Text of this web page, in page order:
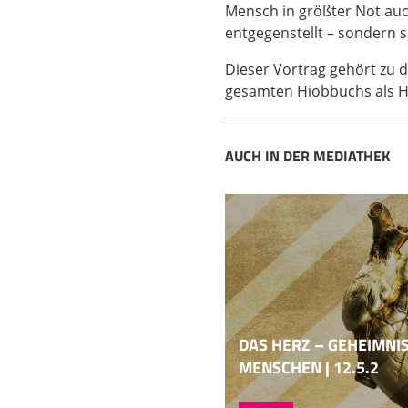
das ein sehr wichtiger
die für das Alte
Aramäische, das
relativ stark verwandt,
Ugaritische, das
hat da aber eine
05:06
einzigartige
aramäischer Sätze
zum ersten Mal diese
entwickelt diese
zur Verkehrssprache.
Sprachen. Solche
heißt eine Sprache,
06:04
Mensch in größter Not
entgegenstellt – sondern
Dieser Vortrag gehört zu
gesamten Hiobbuchs als
AUCH IN DER MEDIATHEK
DAS HERZ –
MENSCHEN | 12.5.2